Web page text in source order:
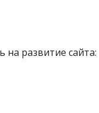
развитие сайта: